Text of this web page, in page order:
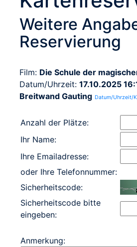
Weitere
Reservierung
Film: Die Schule der
Datum/Uhrzeit: 17.10.2025
Breitwand Gauting Datum/Uhrzeit/
Anzahl der Plätze:
Ihr Name:
Ihre Emailadresse:
oder Ihre Telefonnummer:
Sicherheitscode:
Sicherheitscode bitte
eingeben:
Anmerkung: